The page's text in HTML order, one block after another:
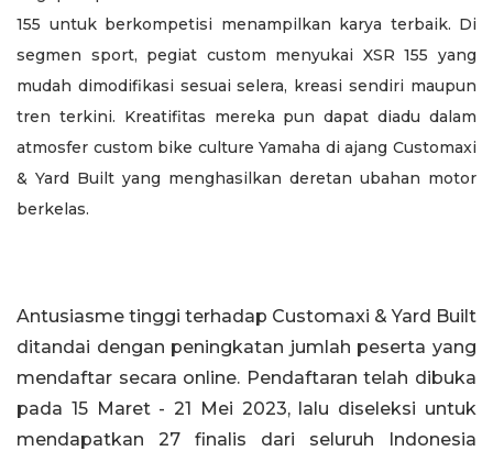
155 untuk berkompetisi menampilkan karya terbaik. Di
segmen sport, pegiat custom menyukai XSR 155 yang
mudah dimodifikasi sesuai selera, kreasi sendiri maupun
tren terkini. Kreatifitas mereka pun dapat diadu dalam
atmosfer custom bike culture Yamaha di ajang Customaxi
& Yard Built yang menghasilkan deretan ubahan motor
berkelas.
Antusiasme tinggi terhadap Customaxi & Yard Built
ditandai dengan peningkatan jumlah peserta yang
mendaftar secara online. Pendaftaran telah dibuka
pada 15 Maret - 21 Mei 2023, lalu diseleksi untuk
mendapatkan 27 finalis dari seluruh Indonesia